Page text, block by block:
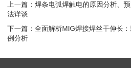
上一篇：焊条电弧焊触电的原因分析、
法详谈
下一篇：全面解析MIG焊接焊丝干伸长
例分析